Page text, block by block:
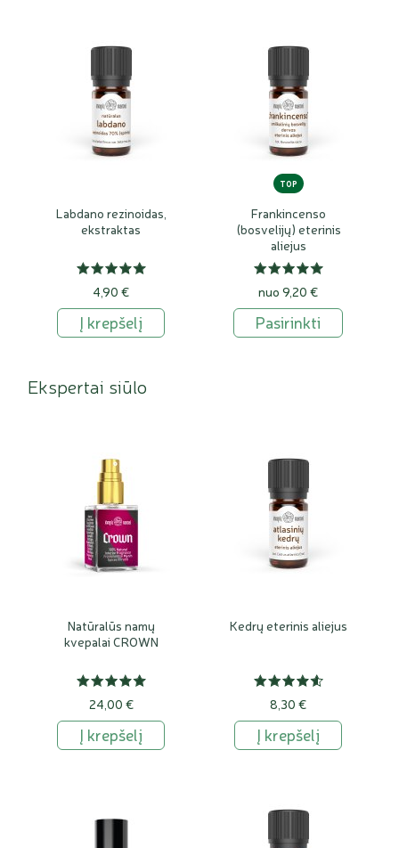
Labdano rezinoidas,
ekstraktas
4,90 €
Į krepšelį
TOP
Frankincenso
(bosvelijų) eterinis
aliejus
nuo 9,20 €
Pasirinkti
Ekspertai siūlo
Natūralūs namų
kvepalai CROWN
24,00 €
Į krepšelį
Kedrų eterinis aliejus
8,30 €
Į krepšelį